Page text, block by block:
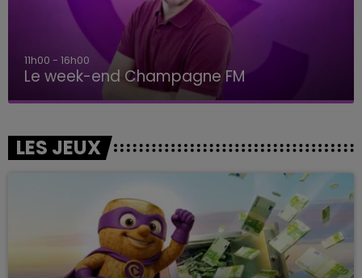
11h00 - 16h00
Le week-end Champagne FM
LES JEUX